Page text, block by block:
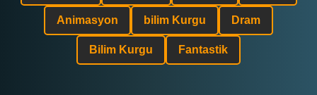
Animasyon bilim Kurgu Dram
Bilim Kurgu Fantastik